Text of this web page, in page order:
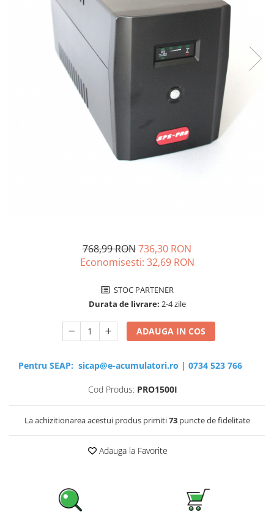
Sisteme de management (BMS)
Redresoare, incarcatoare si testere
Redresoare auto, moto, barci si
768,99 RON736,30 RON
Economisesti: 32,69 RON
STOC PARTENER
Durata de livrare: 2-4 zile
ADAUGA IN COS
Pentru SEAP: sicap@e-acumulatori.ro | 0734 523 766
Cod Produs: PRO1500I
La achizitionarea acestui produs primiti73puncte de fidelitate
Adauga la Favorite